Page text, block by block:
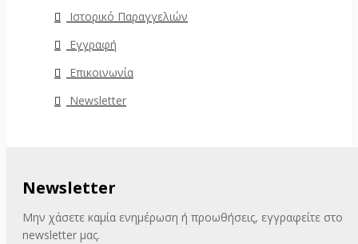
Ιστορικό Παραγγελιών
Εγγραφή
Επικοινωνία
Newsletter
Newsletter
Μην χάσετε καμία ενημέρωση ή προωθήσεις, εγγραφείτε στο
newsletter μας.